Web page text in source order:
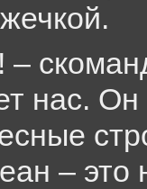
–
нас.
– это